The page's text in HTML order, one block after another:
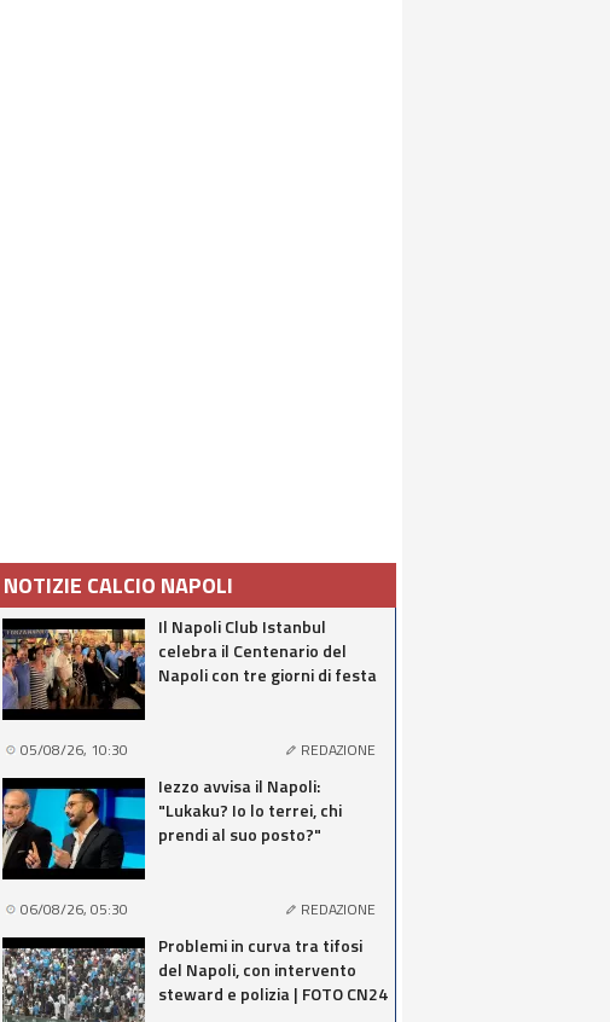
NOTIZIE CALCIO NAPOLI
Il Napoli Club Istanbul
celebra il Centenario del
Napoli con tre giorni di festa
05/08/26, 10:30 REDAZIONE
Iezzo avvisa il Napoli:
"Lukaku? Io lo terrei, chi
prendi al suo posto?"
06/08/26, 05:30 REDAZIONE
Problemi in curva tra tifosi
del Napoli, con intervento
steward e polizia | FOTO CN24